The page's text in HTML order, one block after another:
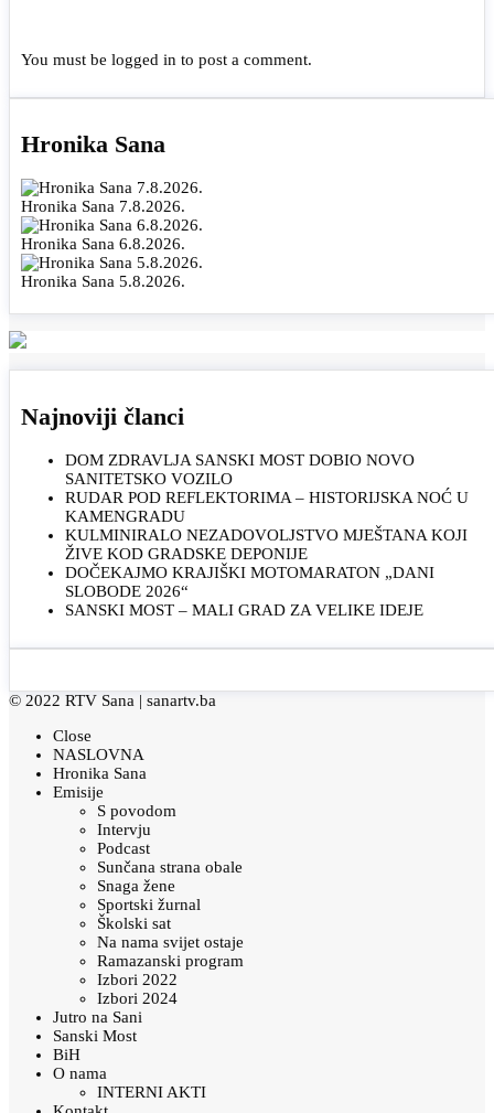
You must be logged in to post a comment.
Hronika Sana
Hronika Sana 7.8.2026.
Hronika Sana 6.8.2026.
Hronika Sana 5.8.2026.
Najnoviji članci
DOM ZDRAVLJA SANSKI MOST DOBIO NOVO
SANITETSKO VOZILO
RUDAR POD REFLEKTORIMA – HISTORIJSKA NOĆ U
KAMENGRADU
KULMINIRALO NEZADOVOLJSTVO MJEŠTANA KOJI
ŽIVE KOD GRADSKE DEPONIJE
DOČEKAJMO KRAJIŠKI MOTOMARATON „DANI
SLOBODE 2026“
SANSKI MOST – MALI GRAD ZA VELIKE IDEJE
© 2022 RTV Sana | sanartv.ba
Close
NASLOVNA
Hronika Sana
Emisije
S povodom
Intervju
Podcast
Sunčana strana obale
Snaga žene
Sportski žurnal
Školski sat
Na nama svijet ostaje
Ramazanski program
Izbori 2022
Izbori 2024
Jutro na Sani
Sanski Most
BiH
O nama
INTERNI AKTI